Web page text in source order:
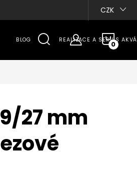
CZK
BLOG REALIZACE A SERVIS
27 mm